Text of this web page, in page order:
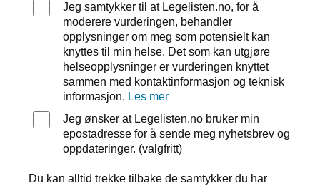
Jeg samtykker til at Legelisten.no, for å
moderere vurderingen, behandler
opplysninger om meg som potensielt kan
knyttes til min helse. Det som kan utgjøre
helseopplysninger er vurderingen knyttet
sammen med kontaktinformasjon og teknisk
informasjon. Les mer
Jeg ønsker at Legelisten.no bruker min
epostadresse for å sende meg nyhetsbrev og
oppdateringer. (valgfritt)
Du kan alltid trekke tilbake de samtykker du har